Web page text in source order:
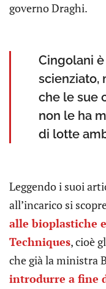
governo Draghi.
Cingolani
scienziato,
che le sue
non le ha
di lotte
Leggendo i suoi
all’incarico si
alle bioplastiche
Techniques, cioè
che già la ministra
introdurre a fine